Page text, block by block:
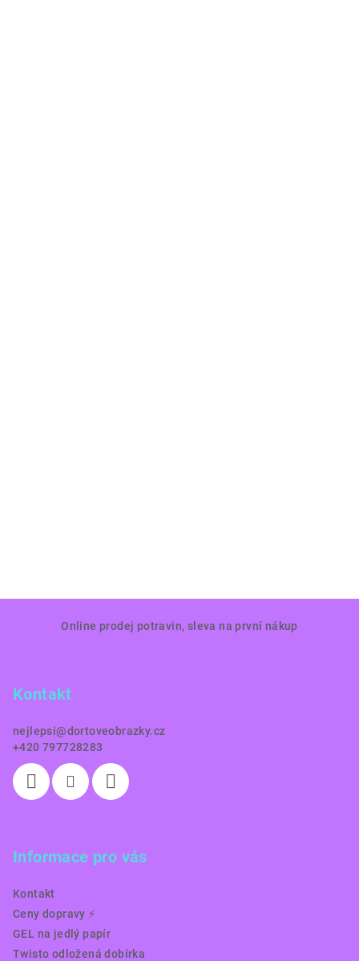
Online prodej potravin, sleva na první nákup
Kontakt
nejlepsi@dortoveobrazky.cz
+420 797728283
Informace pro vás
Kontakt
Ceny dopravy ⚡️
GEL na jedlý papír
Twisto odložená dobírka